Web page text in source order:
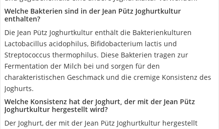
Welche Bakterien sind in der Jean Pütz Joghurtkultur
enthalten?
Die Jean Pütz Joghurtkultur enthält die Bakterienkulturen
Lactobacillus acidophilus, Bifidobacterium lactis und
Streptococcus thermophilus. Diese Bakterien tragen zur
Fermentation der Milch bei und sorgen für den
charakteristischen Geschmack und die cremige Konsistenz des
Joghurts.
Welche Konsistenz hat der Joghurt, der mit der Jean Pütz
Joghurtkultur hergestellt wird?
Der Joghurt, der mit der Jean Pütz Joghurtkultur hergestellt